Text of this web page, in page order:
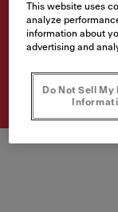
kopen!
This website uses
analyze
information about
advertising and
Do Not Sell My